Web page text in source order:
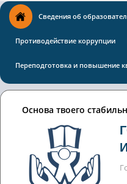
Сведения об
Противодействие коррупции
Переподготовка и повышение
Основа твоего